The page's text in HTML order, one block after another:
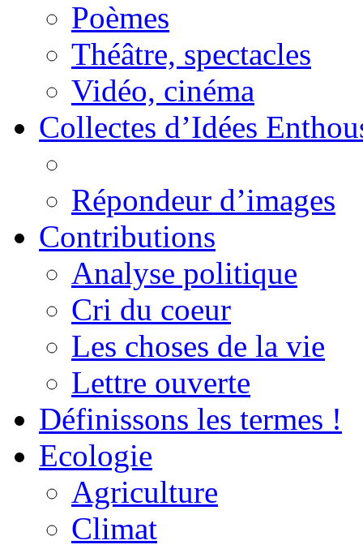
Poèmes
Théâtre, spectacles
Vidéo, cinéma
Collectes d’Idées
Répondeur d’images
Contributions
Analyse politique
Cri du coeur
Les choses de la vie
Lettre ouverte
Définissons les termes !
Ecologie
Agriculture
Climat